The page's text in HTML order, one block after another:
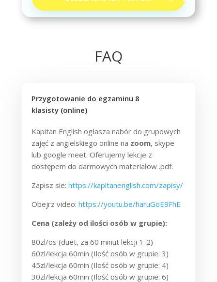
FAQ
Przygotowanie do egzaminu 8
klasisty (online)
Kapitan English ogłasza nabór do grupowych
zajęć z angielskiego online na zoom, skype
lub google meet. Oferujemy lekcje z
dostępem do darmowych materiałów .pdf.
Zapisz sie: https://kapitanenglish.com/zapisy/
Obejrz video: https://youtu.be/haruGoE9FhE
Cena (zależy od ilości osób w grupie):
80zl/os (duet, za 60 minut lekcji 1-2)
60zl/lekcja 60min (Ilość osób w grupie: 3)
45zl/lekcja 60min (Ilość osób w grupie: 4)
30zl/lekcja 60min (Ilość osób w grupie: 6)